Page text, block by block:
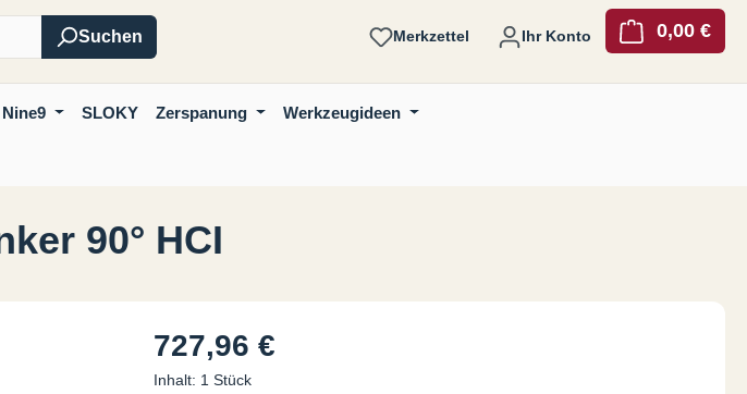
Suchen Merkzettel Ihr Konto 0,00 €
Nine9 SLOKY Zerspanung Werkzeugideen
90° HCI
Regulärer Preis:
727,96 €
Inhalt: 1 Stück